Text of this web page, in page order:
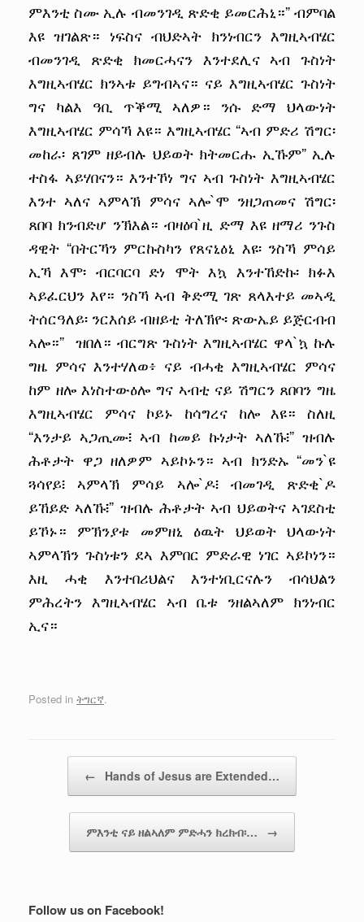
ምእንቲ ስሙ ኢሉ ብመንገዲ ጽድቂ ይመርሕኒ።” ብምባል
እዩ ዝገልጽ። ነፍስና ብህድኣት ክንነብርን እግዚኣብሄር
ብመንገዲ ጽድቂ ክመርሓናን እንተደሊና ኣብ ጉስነት
እግዚኣብሄር ክንኣቱ ይግብኣና። ናይ እግዚኣብሄር ጉስነት
ግና ካልእ ዓቢ ጥቕሚ ኣለዎ። ንሱ ድማ ህላውነት
እግዚኣብሄር ምሳኻ እዩ። እግዚኣብሄር “ኣብ ምድሪ ሽግር፡
መከራ፡ ጸገም ዘይብሉ ህይወት ክትመርሑ ኢኹም” ኢሉ
ተስፋ ኣይሃበናን። እንተኾነ ግና ኣብ ጉስነት እግዚኣብሄር
እንተ ኣለና ኣምላኽ ምሳና ኣሎ`ሞ ንዘጋጠመና ሽግር፡
ጸበባ ክንብድሆ ንኽእል። ብዛዕባ`ዚ ድማ እዩ ዘማሪ ንጉስ
ዳዊት “በትርኻን ምርኩስካን የጸናኒዕኒ እዩ፡ ንስኻ ምሳይ
ኢኻ እሞ፡ ብርባርባ ድነ ሞት እኳ እንተኸድኩ፡ ክፉእ
ኣይፈርህን እየ። ንስኻ ኣብ ቅድሚ ገጽ ጸላእተይ መኣዲ
ትሰርዓለይ፡ ንርእሰይ ብዘይቲ ትለኽዮ፡ ጽውኤይ ይጅርብብ
ኣሎ።” ዝበለ። ብርግጽ ጉስነት እግዚኣብሄር ዋላ`ኳ ኩሉ
ግዜ ምሳና እንተሃለወ፥ ናይ ብሓቂ እግዚኣብሄር ምሳና
ከም ዘሎ እነስተውዕሎ ግና ኣብቲ ናይ ሽግርን ጸበባን ግዜ
እግዚኣብሄር ምሳና ኮይኑ ከሳግረና ከሎ እዩ። ስለዚ
“እንታይ ኣጋጢሙ፧ ኣብ ከመይ ኩነታት ኣለኹ፧” ዝብሉ
ሕቶታት ዋጋ ዘለዎም ኣይኮኑን። ኣብ ክንድኡ “መን`ዩ
ጓሳየይ፧ ኣምላኽ ምሳይ ኣሎ`ዶ፧ ብመገዲ ጽድቂ`ዶ
ይኸይድ ኣለኹ፧” ዝብሉ ሕቶታት ኣብ ህይወትና ኣገደስቲ
ይኾኑ። ምኽንያቱ መምዘኒ ዕዉት ህይወት ህላውነት
ኣምላኽን ጉስነቱን ደኣ እምበር ምድራዊ ነገር ኣይኮነን።
እዚ ሓቂ እንተበሪህልና እንተነቢርናሉን ብሳህልን
ምሕረትን እግዚኣብሄር ኣብ ቤቱ ንዘልኣለም ክንነብር
ኢና።
Posted in ትግርኛ.
← Hands of Jesus are Extended…
ምእንቲ ናይ ዘልኣለም ምድሓን ክረክብ፡… →
Follow us on Facebook!